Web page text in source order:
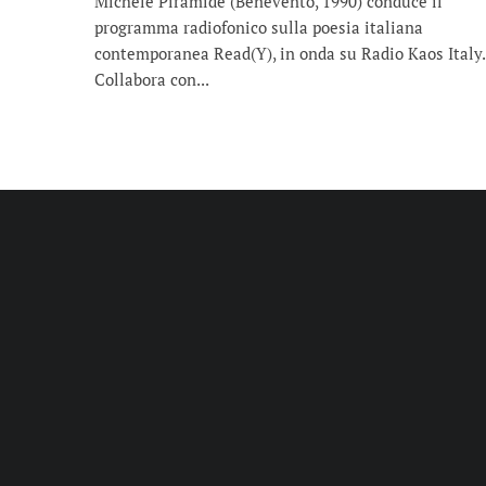
programma radiofonico sulla poesia italiana
contemporanea Read(Y), in onda su Radio Kaos Italy.
Collabora con...